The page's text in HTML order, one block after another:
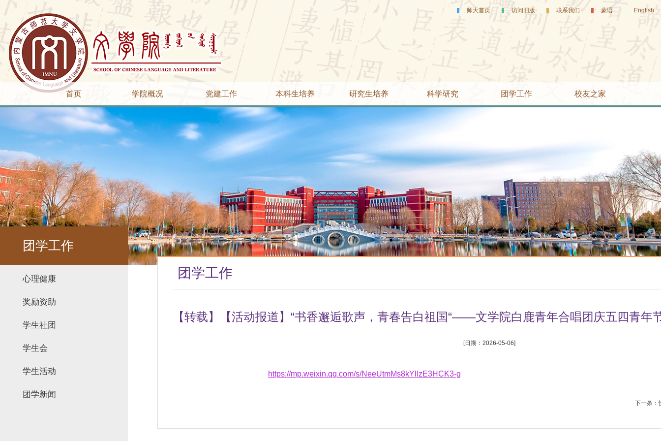
师大首页 访问旧版 联系我们 蒙语 English
首页 学院概况 党建工作 本科生培养 研究生培养 科学研究 团学工作 校友之家
团学工作
心理健康
奖励资助
学生社团
学生会
学生活动
团学新闻
团学工作
【转载】【活动报道】“书香邂逅歌声，青春告白祖国“——文学院白鹿青年合唱团庆五四青年
[日期：2026-05-06]
https://mp.weixin.qq.com/s/NeeUtmMs8kYlIzE3HCK3-g
下一条：